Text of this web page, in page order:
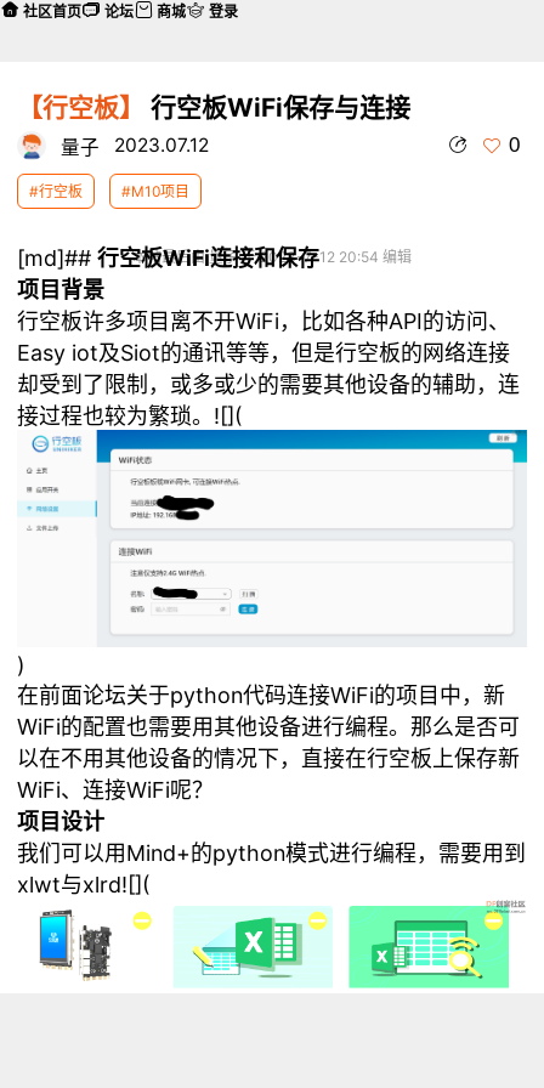
【行空板】 行空板WiFi保存与连接
量子 2023.07.12 0
#行空板 #M10项目
本帖最后由 量子 于 2023-7-12 20:54 编辑
[md]##行空板WiFi连接和保存
项目背景
行空板许多项目离不开WiFi，比如各种API的访问、
Easy iot及Siot的通讯等等，但是行空板的网络连接
却受到了限制，或多或少的需要其他设备的辅助，连
接过程也较为繁琐。![](
)
在前面论坛关于python代码连接WiFi的项目中，新
WiFi的配置也需要用其他设备进行编程。那么是否可
以在不用其他设备的情况下，直接在行空板上保存新
WiFi、连接WiFi呢？
项目设计
我们可以用Mind+的python模式进行编程，需要用到
xlwt与xlrd![](
社区首页 论坛 商城 登录